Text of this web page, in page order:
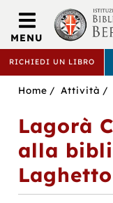
BIBLIOTECA
BERTOLIANA
RICHIEDI UN LIBRO
MENU
Sei
Home Attività
Lagorà
alla
Laghetto